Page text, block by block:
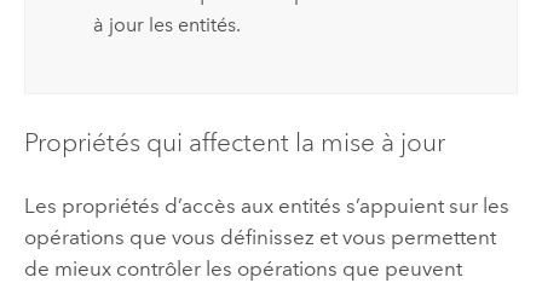
à jour les entités.
Propriétés qui affectent la mise à jour
Les propriétés d’accès aux entités s’appuient sur les
opérations que vous définissez et vous permettent
de mieux contrôler les opérations que peuvent